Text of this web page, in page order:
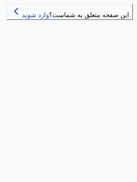
این صفحه متعلق به شماست؟وارد شوید